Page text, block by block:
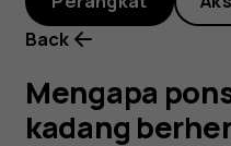
mengisi
daya
Back
Mengapa
kadang